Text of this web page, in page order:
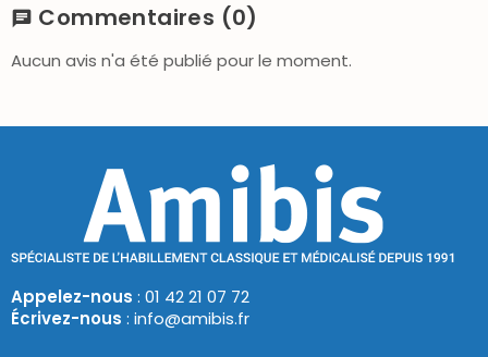
chat Commentaires (0)
Aucun avis n'a été publié pour le moment.
Appelez-nous : 01 42 21 07 72
Écrivez-nous : info@amibis.fr